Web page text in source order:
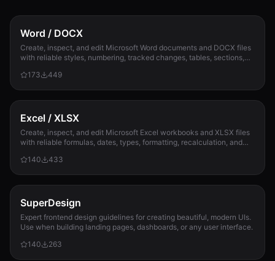
Word / DOCX
Create, inspect, and edit Microsoft Word documents and DOCX files
with reliable styles, numbering, tracked changes, tables, sections,
173
449
Excel / XLSX
Create, inspect, and edit Microsoft Excel workbooks and XLSX files
with reliable formulas, dates, types, formatting, recalculation, and
140
433
SuperDesign
Expert frontend design guidelines for creating beautiful, modern UIs.
Use when building landing pages, dashboards, or any user interface.
140
263